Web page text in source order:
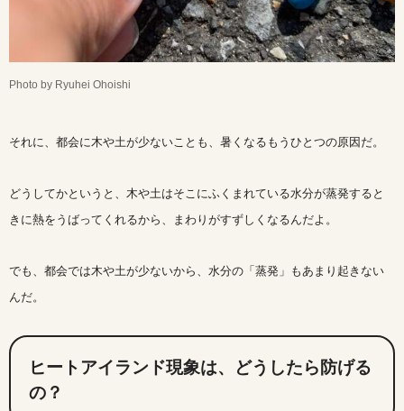
Photo by Ryuhei Ohoishi
それに、都会に木や土が少ないことも、暑くなるもうひとつの原因だ。
どうしてかというと、木や土はそこにふくまれている水分が蒸発すると
きに熱をうばってくれるから、まわりがすずしくなるんだよ。
でも、都会では木や土が少ないから、水分の「蒸発」もあまり起きない
んだ。
ヒートアイランド現象は、どうしたら防げる
の？